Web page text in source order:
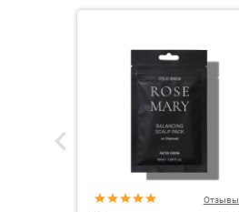
Отзывы